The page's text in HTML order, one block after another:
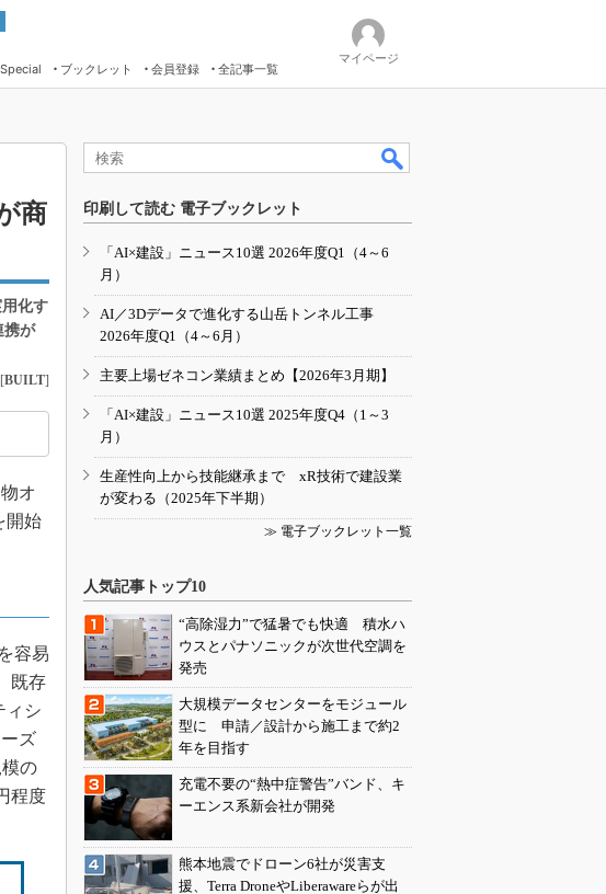
Special ブックレット 会員登録 全記事一覧
マイページ
商
化す
携が
[BUILT]
オ
開始
容易
既存
ィシ
ズ
の
程度
印刷して読む 電子ブックレット
「AI×建設」ニュース10選 2026年度Q1（4～6
月）
AI／3Dデータで進化する山岳トンネル工事
2026年度Q1（4～6月）
主要上場ゼネコン業績まとめ【2026年3月期】
「AI×建設」ニュース10選 2025年度Q4（1～3
月）
生産性向上から技能継承まで xR技術で建設業
が変わる（2025年下半期）
≫ 電子ブックレット一覧
人気記事トップ10
“高除湿力”で猛暑でも快適 積水ハ
ウスとパナソニックが次世代空調を
発売
大規模データセンターをモジュール
型に 申請／設計から施工まで約2
年を目指す
充電不要の“熱中症警告”バンド、キ
ーエンス系新会社が開発
熊本地震でドローン6社が災害支
援、Terra DroneやLiberawareらが出